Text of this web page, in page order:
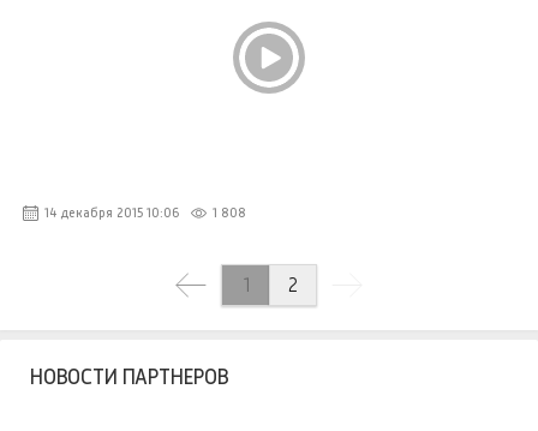
14 декабря 2015 10:06 1 808
1 2
НОВОСТИ ПАРТНЕРОВ